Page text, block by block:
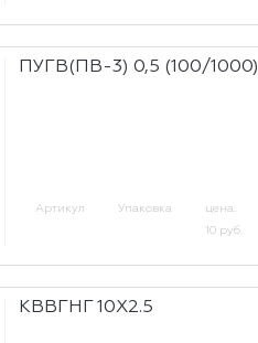
ПУГВ(ПВ-3) 0,5 (100/1000)
Артикул Упаковка
цена:
10 руб.
КВВГНГ 10Х2.5